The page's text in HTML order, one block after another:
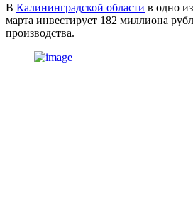
В Калининградской области в одно
марта инвестирует 182 миллиона
производства.